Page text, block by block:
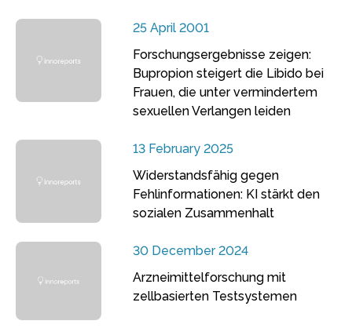
25 April 2001
Forschungsergebnisse zeigen:
Bupropion steigert die Libido bei
Frauen, die unter vermindertem
sexuellen Verlangen leiden
13 February 2025
Widerstandsfähig gegen
Fehlinformationen: KI stärkt den
sozialen Zusammenhalt
30 December 2024
Arzneimittelforschung mit
zellbasierten Testsystemen